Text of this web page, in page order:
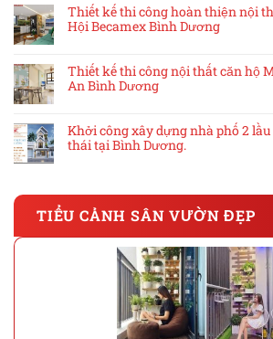
Thiết kế thi công hoàn thiện nội
Hội Becamex Bình Dương
Thiết kế thi công nội thất căn hộ
An Bình Dương
Khởi công xây dựng nhà phố 2
thái tại Bình Dương.
TIỂU CẢNH SÂN VƯỜN ĐẸP